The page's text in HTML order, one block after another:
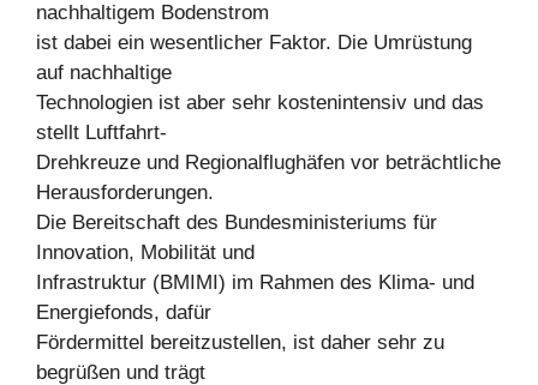
nachhaltigem Bodenstrom
ist dabei ein wesentlicher Faktor. Die Umrüstung
auf nachhaltige
Technologien ist aber sehr kostenintensiv und das
stellt Luftfahrt-
Drehkreuze und Regionalflughäfen vor beträchtliche
Herausforderungen.
Die Bereitschaft des Bundesministeriums für
Innovation, Mobilität und
Infrastruktur (BMIMI) im Rahmen des Klima- und
Energiefonds, dafür
Fördermittel bereitzustellen, ist daher sehr zu
begrüßen und trägt